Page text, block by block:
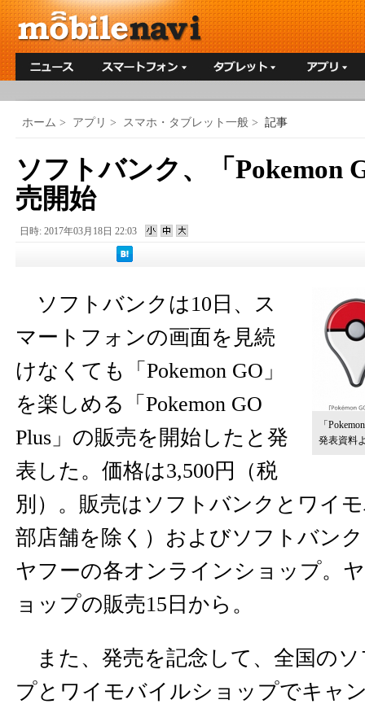
ホーム > アプリ > スマホ・タブレット一般 > 記事
ソフトバンク、「Pokemon
売開始
日時: 2017年03月18日 22:03
「
発表資料
ソフトバンクは10日、ス
マートフォンの画面を見続
けなくても「Pokemon GO」
を楽しめる「Pokemon GO
Plus」の販売を開始したと発
表した。価格は3,500円（税
別）。販売はソフトバンクとワイ
部店舗を除く）およびソフトバン
ヤフーの各オンラインショップ。
ョップの販売15日から。
また、発売を記念して、全国の
プとワイモバイルショップでキャ